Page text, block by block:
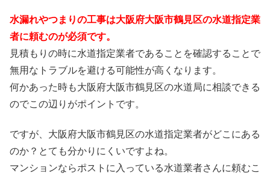
水漏れやつまりの工事は大阪府大阪市鶴見区の水道指定業
者に頼むのが必須です。
見積もりの時に水道指定業者であることを確認することで
無用なトラブルを避ける可能性が高くなります。
何かあった時も大阪府大阪市鶴見区の水道局に相談できる
のでこの辺りがポイントです。
ですが、大阪府大阪市鶴見区の水道指定業者がどこにある
のか？とても分かりにくいですよね。
マンションならポストに入っている水道業者さんに頼むこ